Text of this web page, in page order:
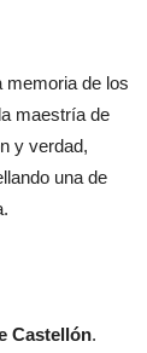
memoria de los
maestría de
y verdad,
una de
Castellón.